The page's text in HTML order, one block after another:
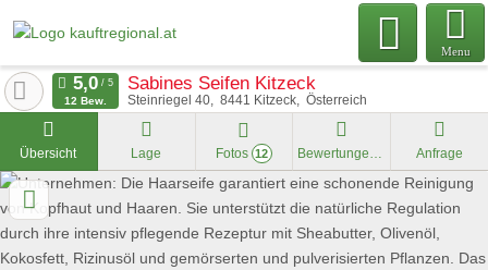
Menu
Sabines Seifen Kitzeck
Steinriegel 40 8441 Kitzeck Österreich
12 Bew.
Übersicht Lage Fotos 12 Bewertungen Anfrage